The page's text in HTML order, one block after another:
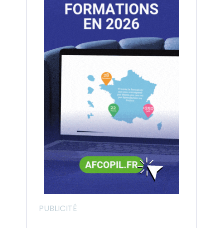
PUBLICITÉ